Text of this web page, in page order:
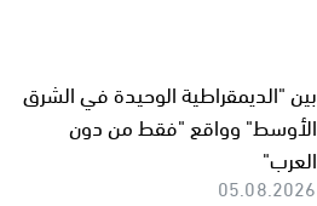
بين "الديمقراطية الوحيدة في الشرق
الأوسط" وواقع "فقط من دون
العرب"
05.08.2026